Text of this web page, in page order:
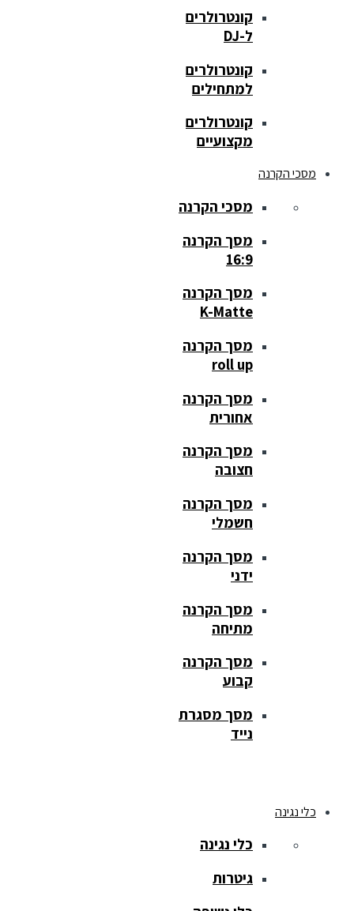
קונטרולרים
ל-DJ
קונטרולרים
למתחילים
קונטרולרים
מקצועיים
מסכי הקרנה
מסכי הקרנה
מסך הקרנה
16:9
מסך הקרנה
K-Matte
מסך הקרנה
roll up
מסך הקרנה
אחורית
מסך הקרנה
חצובה
מסך הקרנה
חשמלי
מסך הקרנה
ידני
מסך הקרנה
מתיחה
מסך הקרנה
קבוע
מסך מסגרת
נייד
כלי נגינה
כלי נגינה
גיטרות